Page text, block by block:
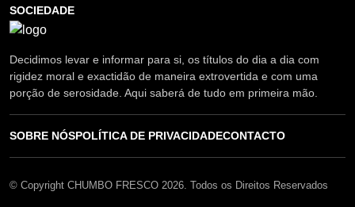
SOCIEDADE
Decidimos levar e informar para si, os títulos do dia a dia com
rigidez moral e exactidão de maneira extrovertida e com uma
porção de serosidade. Aqui saberá de tudo em primeira mão.
SOBRE NÓSPOLÍTICA DE PRIVACIDADECONTACTO
© Copyright CHUMBO FRESCO 2026. Todos os Direitos Reservados